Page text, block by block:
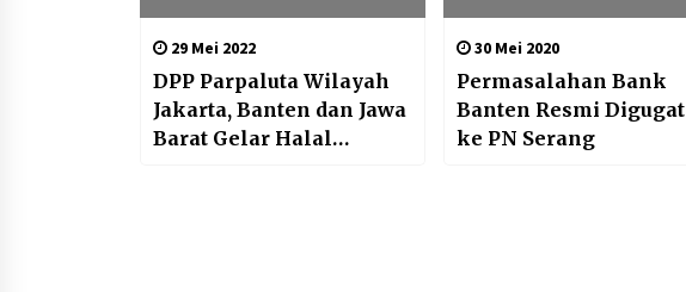
29 Mei 2022
DPP Parpaluta Wilayah
Jakarta, Banten dan Jawa
Barat Gelar Halal
30 Mei 2020
Permasalahan Bank
Banten Resmi Digugat
ke PN Serang